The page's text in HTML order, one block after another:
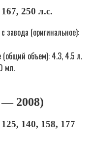
250 л.с.
завода (оригинальное):
(общий объем): 4.3, 4.5 л.
мл.
— 2008)
140, 158, 177